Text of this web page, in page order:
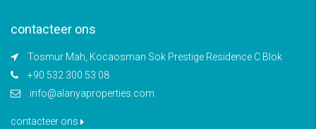
contacteer ons
Tosmur Mah, Kocaosman Sok Prestige Residence C Blok
+90 532 300 53 08
info@alanyaproperties.com
contacteer ons